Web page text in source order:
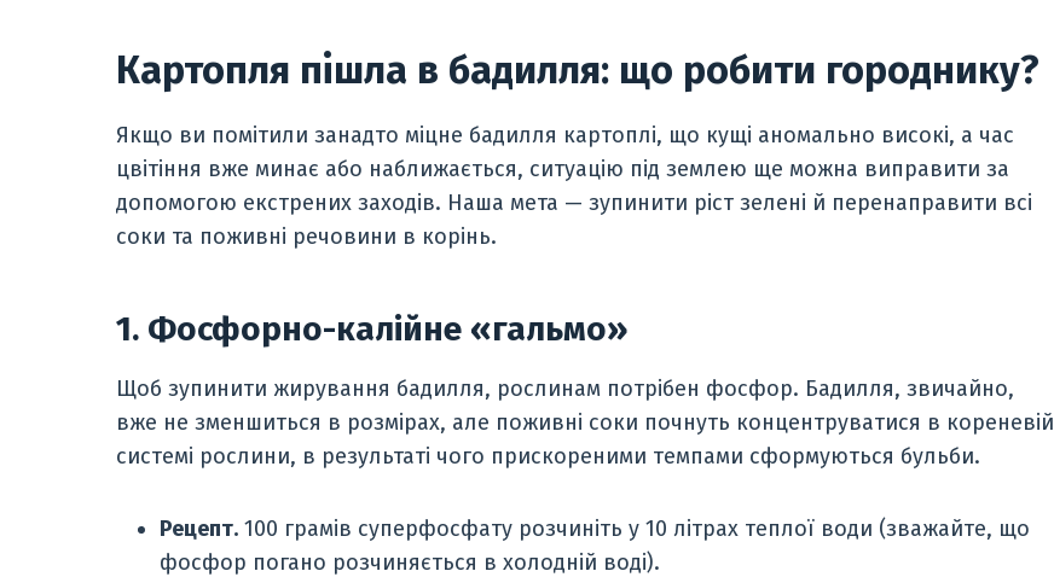
Картопля пішла в бадилля: що робити городнику?
Якщо ви помітили занадто міцне бадилля картоплі, що кущі аномально високі, а час
цвітіння вже минає або наближається, ситуацію під землею ще можна виправити за
допомогою екстрених заходів. Наша мета — зупинити ріст зелені й перенаправити всі
соки та поживні речовини в корінь.
1. Фосфорно-калійне «гальмо»
Щоб зупинити жирування бадилля, рослинам потрібен фосфор. Бадилля, звичайно,
вже не зменшиться в розмірах, але поживні соки почнуть концентруватися в кореневій
системі рослини, в результаті чого прискореними темпами сформуються бульби.
Рецепт. 100 грамів суперфосфату розчиніть у 10 літрах теплої води (зважайте, що
фосфор погано розчиняється в холодній воді).